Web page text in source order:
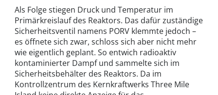
Als Folge stiegen Druck und Temperatur im
Primärkreislauf des Reaktors. Das dafür zuständige
Sicherheitsventil namens PORV klemmte jedoch –
es öffnete sich zwar, schloss sich aber nicht mehr
wie eigentlich geplant. So entwich radioaktiv
kontaminierter Dampf und sammelte sich im
Sicherheitsbehälter des Reaktors. Da im
Kontrollzentrum des Kernkraftwerks Three Mile